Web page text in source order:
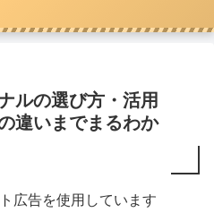
ルの選び方・活用
違いまでまるわか
広告を使用しています